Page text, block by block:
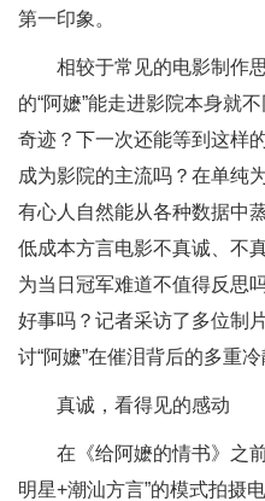
第一印象。
相较于常见的电影制作
的“阿嬷”能走进影院本身就
奇迹？下一次还能等到这样
成为影院的主流吗？在单纯
有心人自然能从各种数据中
低成本方言电影不真诚、不
为当日冠军难道不值得反思
好事吗？记者采访了多位制
讨“阿嬷”在催泪背后的多重冷
真诚，看得见的感动
在《给阿嬷的情书》之
明星+潮汕方言”的模式拍摄